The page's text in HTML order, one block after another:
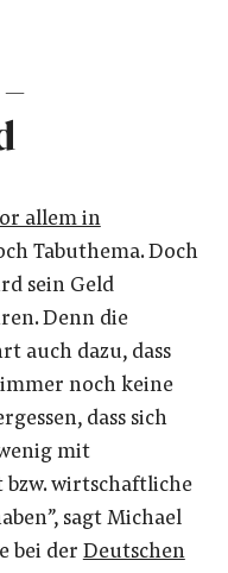
–
allem in
Tabuthema. Doch
sein Geld
Denn die
auch dazu, dass
noch keine
dass sich
mit
bzw. wirtschaftliche
sagt Michael
bei der Deutschen